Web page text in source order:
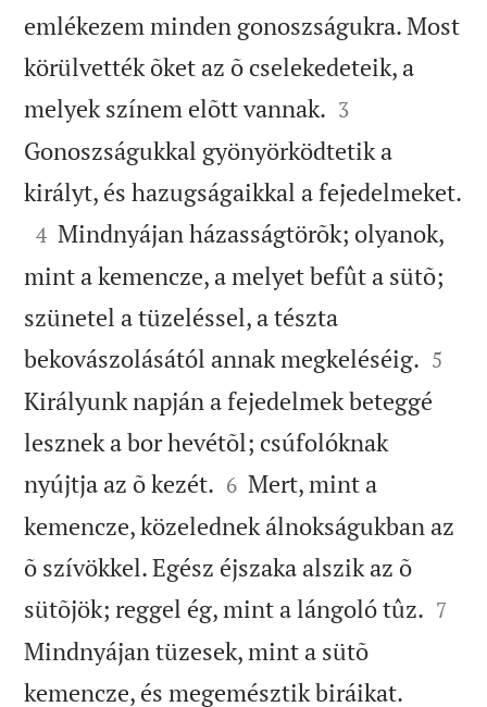
emlékezem minden gonoszságukra. Most
körülvették õket az õ cselekedeteik, a
melyek színem elõtt vannak. 

3
Gonoszságukkal gyönyörködtetik a
királyt, és hazugságaikkal a fejedelmeket.

4 Mindnyájan házasságtörõk; olyanok,
mint a kemencze, a melyet befût a sütõ;
szünetel a tüzeléssel, a tészta
bekovászolásától annak megkeléséig. 

5
Királyunk napján a fejedelmek beteggé
lesznek a bor hevétõl; csúfolóknak
nyújtja az õ kezét. 

6 Mert, mint a
kemencze, közelednek álnokságukban az
õ szívökkel. Egész éjszaka alszik az õ
sütõjök; reggel ég, mint a lángoló tûz. 

7
Mindnyájan tüzesek, mint a sütõ
kemencze, és megemésztik biráikat.